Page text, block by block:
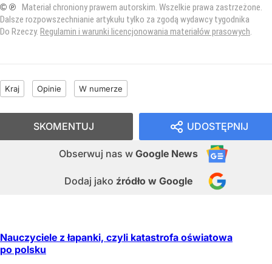
© ℗ Materiał chroniony prawem autorskim. Wszelkie prawa zastrzeżone.
Dalsze rozpowszechnianie artykułu tylko za zgodą wydawcy tygodnika
Do Rzeczy. Regulamin i warunki licencjonowania materiałów prasowych.
Kraj Opinie W numerze
UDOSTĘPNIJ
Obserwuj nas w Google News
Dodaj jako źródło w Google
SKOMENTUJ
Nauczyciele z łapanki, czyli katastrofa oświatowa
po polsku